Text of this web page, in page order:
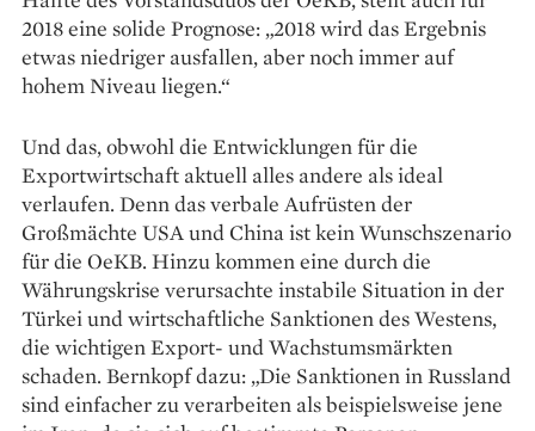
2018 eine solide Prognose: „2018 wird das Ergebnis
etwas niedriger ausfallen, aber noch immer auf
hohem Niveau liegen.“
Und das, obwohl die Entwicklungen für die
Exportwirtschaft aktuell alles andere als ideal
verlaufen. Denn das verbale Aufrüsten der
Großmächte USA und China ist kein Wunschszenario
für die OeKB. Hinzu kommen eine durch die
Währungskrise verursachte instabile Situation in der
Türkei und wirtschaftliche Sanktionen des Westens,
die wichtigen Export- und Wachstumsmärkten
schaden. Bernkopf dazu: „Die Sanktionen in Russland
sind einfacher zu verarbeiten als beispielsweise jene